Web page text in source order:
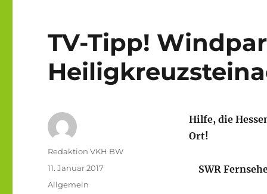
TV-Tipp!
Hilfe, die
Ort!
SWR
Autor
Redaktion VKH BW
Veröffentlicht
am
11. Januar 2017
Kategorien
Allgemein